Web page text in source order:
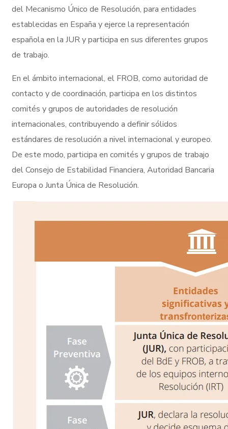
del Mecanismo Único de Resolución, para entidades
establecidas en España y ejerce la representación
española en la JUR y participa en sus diferentes grupos
de trabajo.
En el ámbito internacional, el FROB, como autoridad de
contacto y de coordinación, participa en los distintos
comités y grupos de autoridades de resolución
internacionales, contribuyendo a definir sólidos
estándares de resolución a nivel internacional y europeo.
De este modo, participa en comités y grupos de trabajo
del Consejo de Estabilidad Financiera, Autoridad Bancaria
Europa o Junta Única de Resolución.